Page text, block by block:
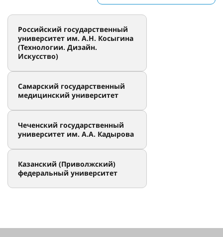
Российский государственный
университет им. А.Н. Косыгина
(Технологии. Дизайн.
Искусство)
Самарский государственный
медицинский университет
Чеченский государственный
университет им. А.А. Кадырова
Казанский (Приволжский)
федеральный университет